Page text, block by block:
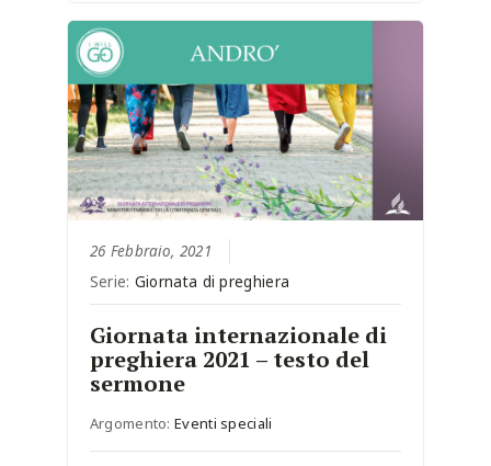
26 Febbraio, 2021
Serie: Giornata di preghiera
Giornata internazionale di
preghiera 2021 – testo del
sermone
Argomento:Eventi speciali